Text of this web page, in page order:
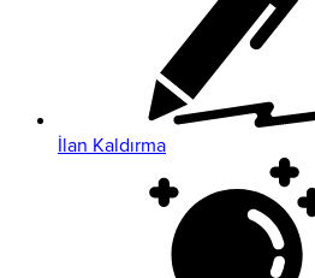
İlan Kaldırma